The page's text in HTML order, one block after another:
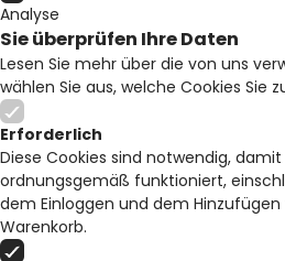
Analyse
Sie überprüfen Ihre Daten
Lesen Sie mehr über die von uns
wählen Sie aus, welche Cookies Sie
Erforderlich
Diese Cookies sind notwendig,
ordnungsgemäß funktioniert,
dem Einloggen und dem
Warenkorb.